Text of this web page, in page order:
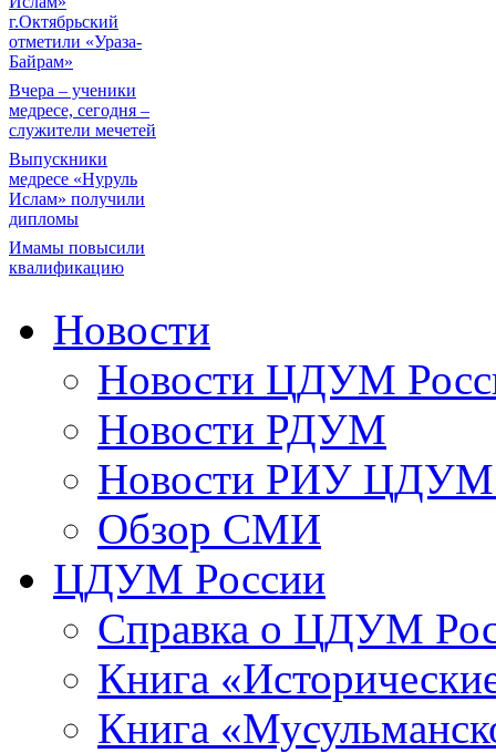
г.Октябрьский
отметили «Ураза-
Байрам»
Вчера – ученики
медресе, сегодня –
служители мечетей
Выпускники
медресе «Нуруль
Ислам» получили
дипломы
Имамы повысили
квалификацию
Новости
Новости ЦДУМ
Новости РДУМ
Новости РИУ ЦДУМ
Обзор СМИ
ЦДУМ России
Справка о ЦДУМ
Книга
Книга